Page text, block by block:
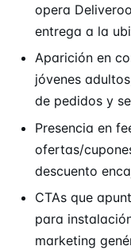
opera
entrega a la
Aparición en
jóvenes
de pedidos y
Presencia en
ofertas/
descuento
CTAs que
para
marketing